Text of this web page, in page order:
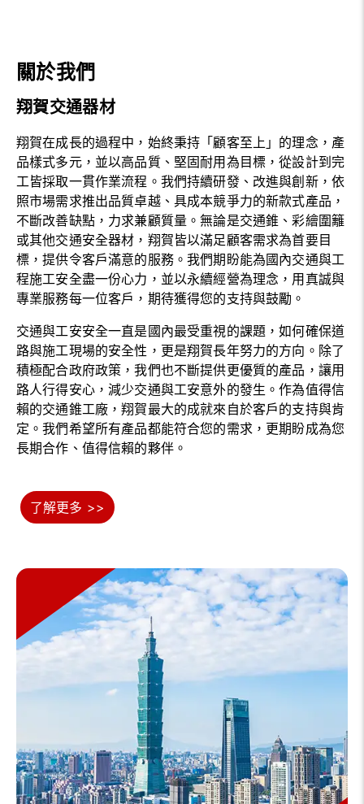
關於我們
翔賀交通器材
翔賀在成長的過程中，始終秉持「顧客至上」的理念，產
品樣式多元，並以高品質、堅固耐用為目標，從設計到完
工皆採取一貫作業流程。我們持續研發、改進與創新，依
照市場需求推出品質卓越、具成本競爭力的新款式產品，
不斷改善缺點，力求兼顧質量。無論是交通錐、彩繪圍籬
或其他交通安全器材，翔賀皆以滿足顧客需求為首要目
標，提供令客戶滿意的服務。我們期盼能為國內交通與工
程施工安全盡一份心力，並以永續經營為理念，用真誠與
專業服務每一位客戶，期待獲得您的支持與鼓勵。
交通與工安安全一直是國內最受重視的課題，如何確保道
路與施工現場的安全性，更是翔賀長年努力的方向。除了
積極配合政府政策，我們也不斷提供更優質的產品，讓用
路人行得安心，減少交通與工安意外的發生。作為值得信
賴的交通錐工廠，翔賀最大的成就來自於客戶的支持與肯
定。我們希望所有產品都能符合您的需求，更期盼成為您
長期合作、值得信賴的夥伴。
了解更多 >>